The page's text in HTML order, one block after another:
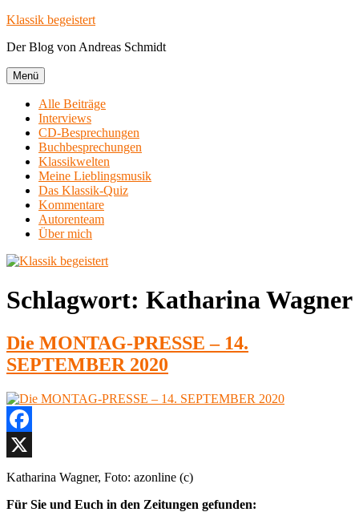
Zum
springen
Klassik begeistert
Der Blog von Andreas Schmidt
Menü
Alle Beiträge
Interviews
CD-Besprechungen
Buchbesprechungen
Klassikwelten
Meine Lieblingsmusik
Das Klassik-Quiz
Kommentare
Autorenteam
Über mich
Schlagwort: Katharina Wagner
Die MONTAG-PRESSE – 14.
SEPTEMBER 2020
Facebook
X
Katharina Wagner, Foto: azonline (c)
Für Sie und Euch in den Zeitungen gefunden: